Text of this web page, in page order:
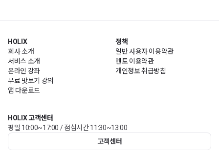
HOLIX
회사 소개
서비스 소개
온라인 강좌
무료 맛보기 강의
앱 다운로드
정책
일반 사용자 이용약관
멘토 이용약관
개인정보 취급방침
HOLIX 고객센터
평일 10:00~17:00 / 점심시간 11:30~13:00
고객센터